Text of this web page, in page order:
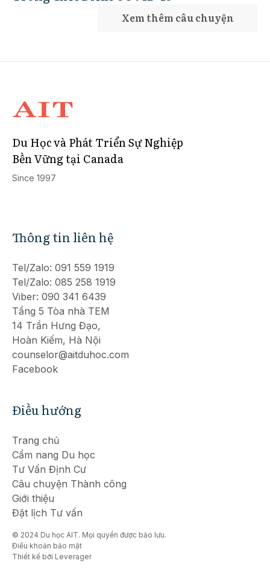
Xem thêm câu chuyện
Du Học và Phát Triển Sự Nghiệp
Bền Vững tại Canada
Since 1997
Thông tin liên hệ
Tel/Zalo: 091 559 1919
Tel/Zalo: 085 258 1919
Viber: 090 341 6439
Tầng 5 Tòa nhà TEM
14 Trần Hưng Đạo,
Hoàn Kiếm, Hà Nội
counselor@aitduhoc.com
Facebook
Điều hướng
Trang chủ
Cẩm nang Du học
Tư Vấn Định Cư
Câu chuyện Thành công
Giới thiệu
Đặt lịch Tư vấn
© 2024 Du học AIT. Mọi quyền được bảo lưu.
Điều khoản bảo mật
Thiết kế bởi Leverager